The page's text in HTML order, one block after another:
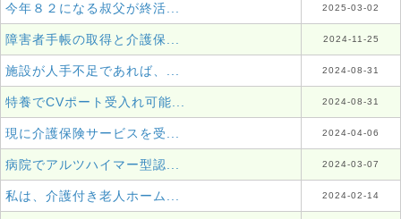
今年８２になる叔父が終活... 2025-03-02
障害者手帳の取得と介護保... 2024-11-25
施設が人手不足であれば、... 2024-08-31
特養でCVポート受入れ可能... 2024-08-31
現に介護保険サービスを受... 2024-04-06
病院でアルツハイマー型認... 2024-03-07
私は、介護付き老人ホーム... 2024-02-14